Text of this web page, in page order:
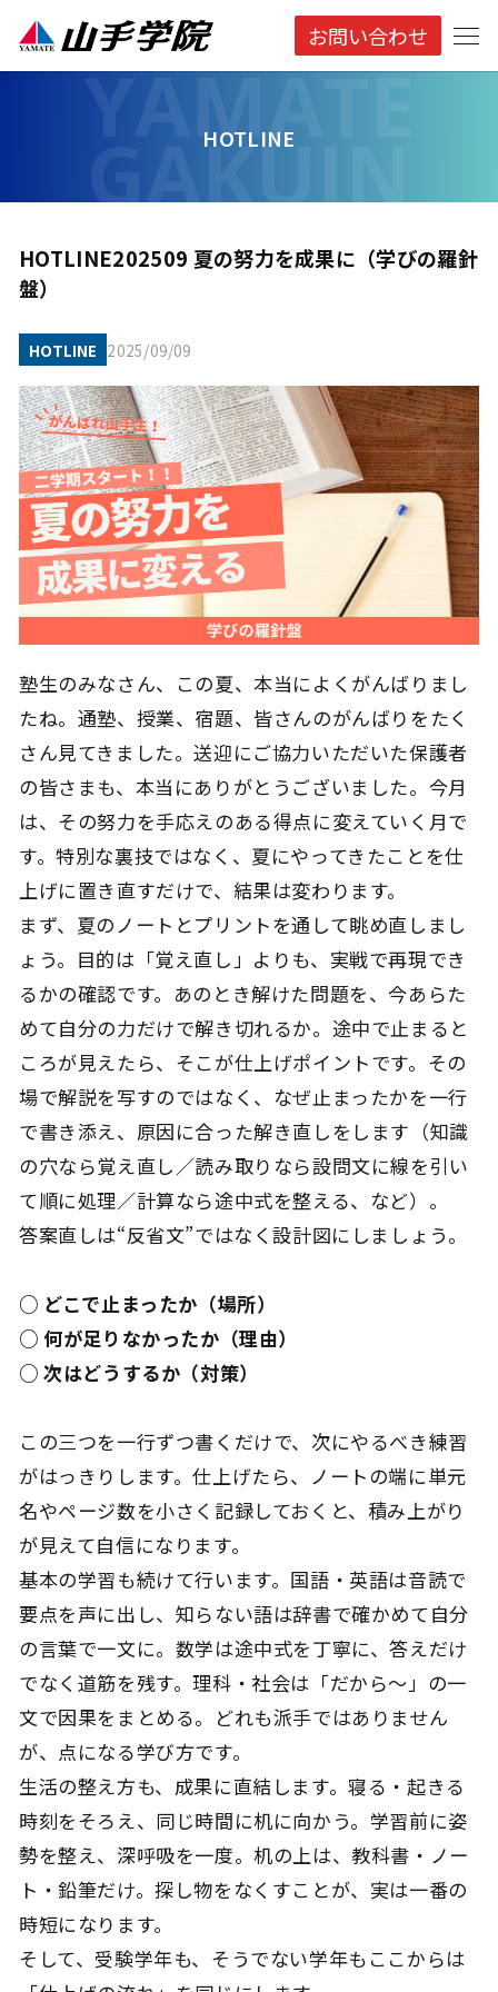
お問い合わせ
HOTLINE
HOTLINE202509 夏の努力を成果に（学びの羅針
盤）
HOTLINE 2025/09/09
塾生のみなさん、この夏、本当によくがんばりまし
たね。通塾、授業、宿題、皆さんのがんばりをたく
さん見てきました。送迎にご協力いただいた保護者
の皆さまも、本当にありがとうございました。今月
は、その努力を手応えのある得点に変えていく月で
す。特別な裏技ではなく、夏にやってきたことを仕
上げに置き直すだけで、結果は変わります。
まず、夏のノートとプリントを通して眺め直しまし
ょう。目的は「覚え直し」よりも、実戦で再現でき
るかの確認です。あのとき解けた問題を、今あらた
めて自分の力だけで解き切れるか。途中で止まると
ころが見えたら、そこが仕上げポイントです。その
場で解説を写すのではなく、なぜ止まったかを一行
で書き添え、原因に合った解き直しをします（知識
の穴なら覚え直し／読み取りなら設問文に線を引い
て順に処理／計算なら途中式を整える、など）。
答案直しは“反省文”ではなく設計図にしましょう。
○ どこで止まったか（場所）
○ 何が足りなかったか（理由）
○ 次はどうするか（対策）
この三つを一行ずつ書くだけで、次にやるべき練習
がはっきりします。仕上げたら、ノートの端に単元
名やページ数を小さく記録しておくと、積み上がり
が見えて自信になります。
基本の学習も続けて行います。国語・英語は音読で
要点を声に出し、知らない語は辞書で確かめて自分
の言葉で一文に。数学は途中式を丁寧に、答えだけ
でなく道筋を残す。理科・社会は「だから〜」の一
文で因果をまとめる。どれも派手ではありません
が、点になる学び方です。
生活の整え方も、成果に直結します。寝る・起きる
時刻をそろえ、同じ時間に机に向かう。学習前に姿
勢を整え、深呼吸を一度。机の上は、教科書・ノー
ト・鉛筆だけ。探し物をなくすことが、実は一番の
時短になります。
そして、受験学年も、そうでない学年もここからは